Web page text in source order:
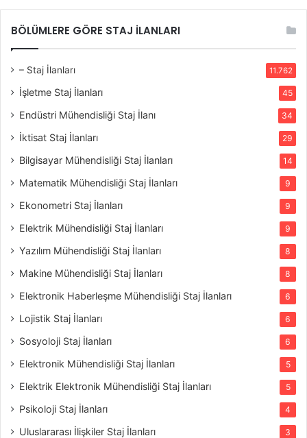
BÖLÜMLERE GÖRE STAJ İLANLARI
– Staj İlanları 11.762
İşletme Staj İlanları 45
Endüstri Mühendisliği Staj İlanı 34
İktisat Staj İlanları 29
Bilgisayar Mühendisliği Staj İlanları 14
Matematik Mühendisliği Staj İlanları 9
Ekonometri Staj İlanları 9
Elektrik Mühendisliği Staj İlanları 9
Yazılım Mühendisliği Staj İlanları 8
Makine Mühendisliği Staj İlanları 8
Elektronik Haberleşme Mühendisliği Staj İlanları 6
Lojistik Staj İlanları 6
Sosyoloji Staj İlanları 6
Elektronik Mühendisliği Staj İlanları 5
Elektrik Elektronik Mühendisliği Staj İlanları 5
Psikoloji Staj İlanları 4
Uluslararası İlişkiler Staj İlanları 3